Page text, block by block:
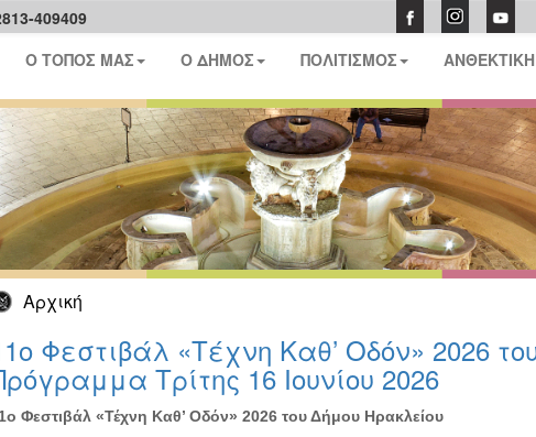
409409
Ο ΤΟΠΟΣ ΜΑΣ Ο ΔΗΜΟΣ ΠΟΛΙΤΙΣΜΟΣ
Αρχική
Φεστιβάλ «Τέχνη Καθ’ Οδόν» 2026
Τρίτης 16 Ιουνίου 2026
Φεστιβάλ «Τέχνη Καθ’ Οδόν» 2026 του Δήμου Ηρακλείου